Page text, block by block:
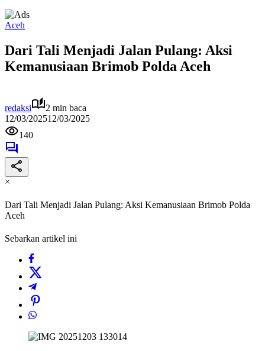
Aceh
Dari Tali Menjadi Jalan Pulang: Aksi
Kemanusiaan Brimob Polda Aceh
redaksi
2 min baca
12/03/202512/03/2025
140
×
Dari Tali Menjadi Jalan Pulang: Aksi Kemanusiaan Brimob Polda
Aceh
Sebarkan artikel ini